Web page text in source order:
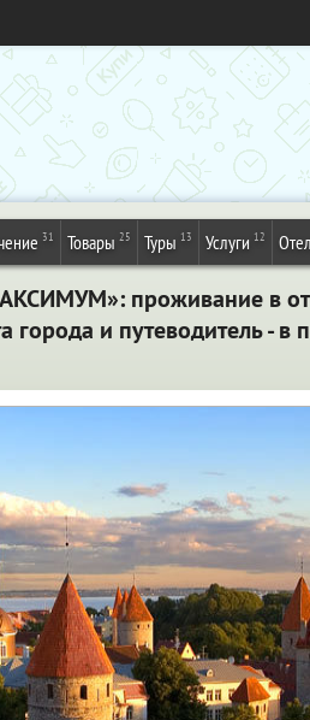
31 Товары 25 Туры 13 Услуги 12
проживание в
города и путеводитель - в